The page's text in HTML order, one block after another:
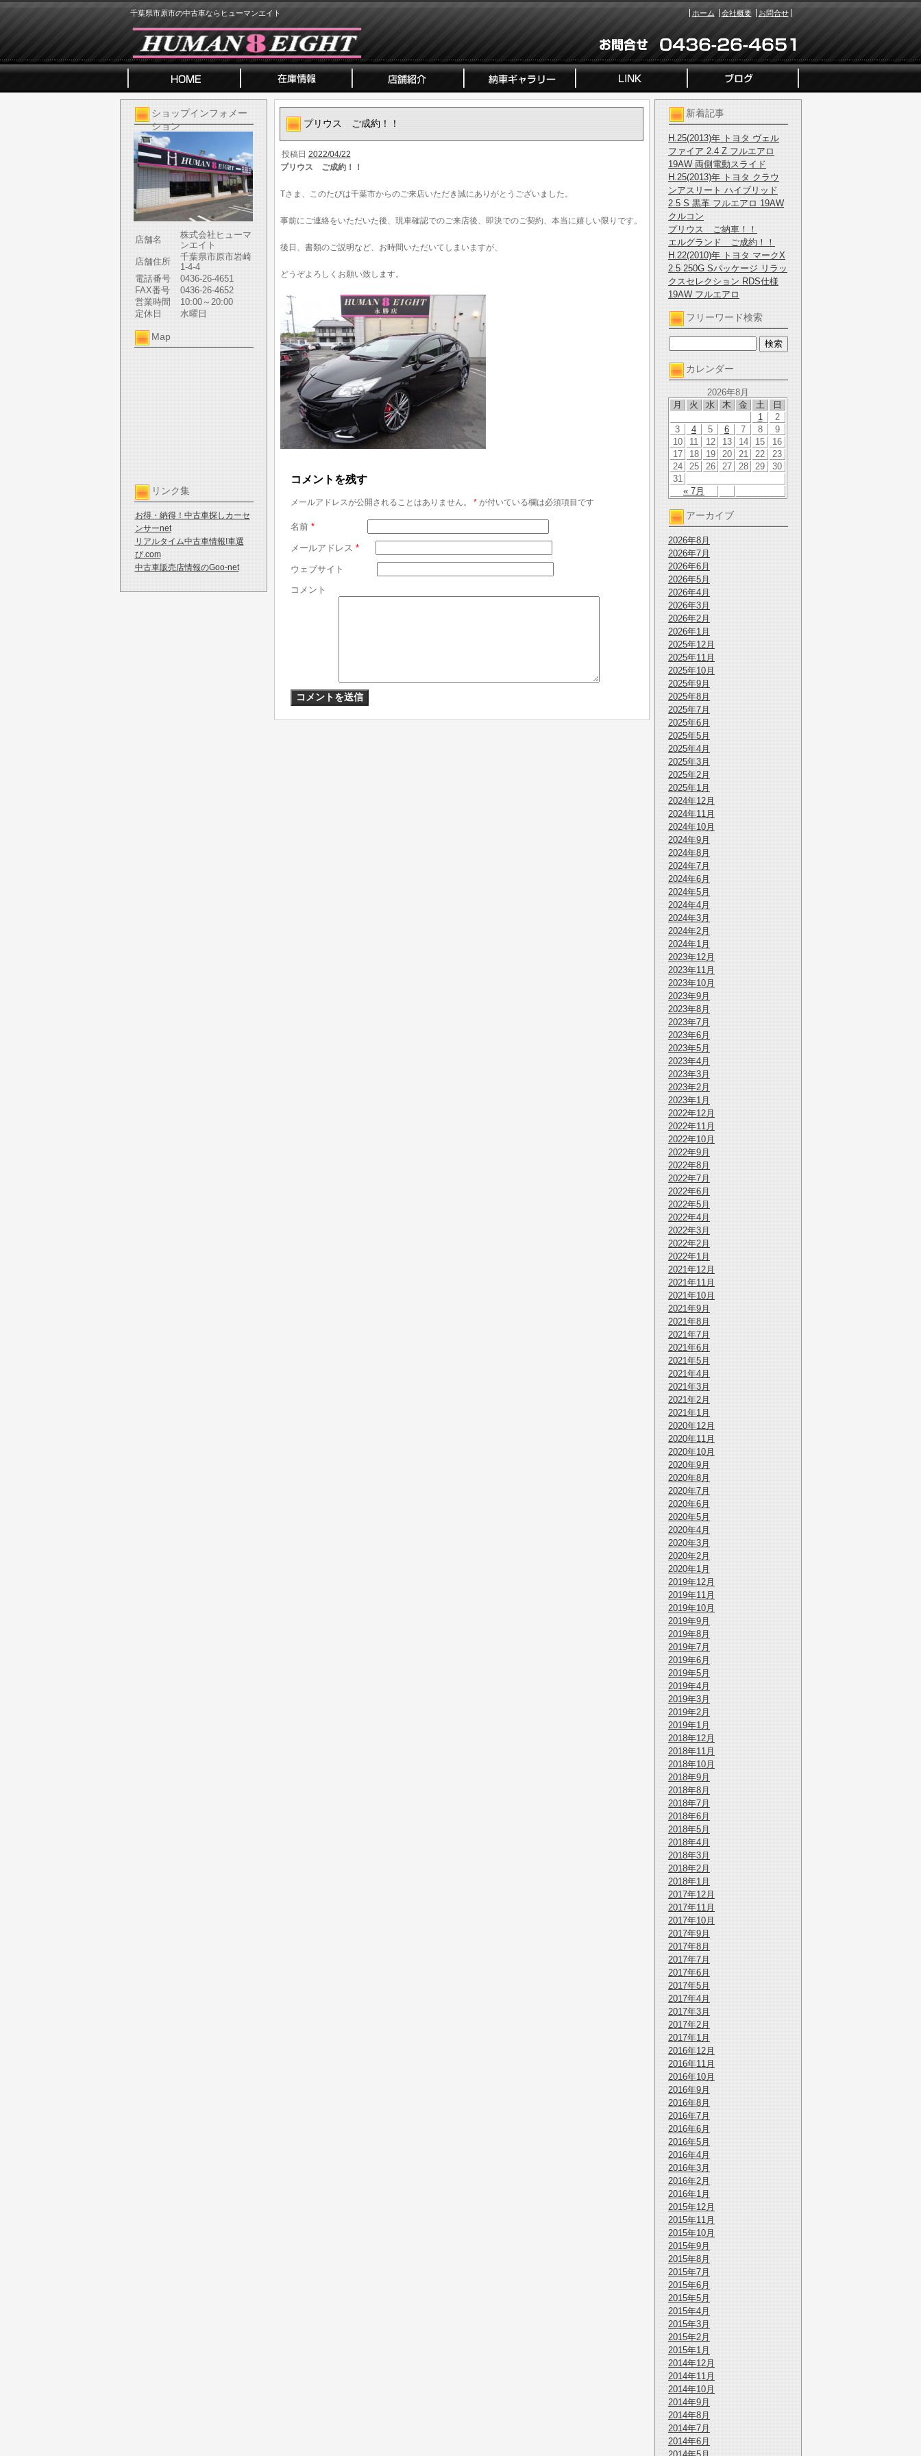
千葉県市原市の中古車ならヒューマンエイト ホーム 会社概要 お問合せ
ショップインフォメー
ション
店舗名
株式会社ヒューマ
ンエイト
店舗住所
千葉県市原市岩崎
1-4-4
電話番号
0436-26-4651
FAX番号
0436-26-4652
営業時間
10:00～20:00
定休日
水曜日
Map
リンク集
お得・納得！中古車探しカーセ
ンサーnet
リアルタイム中古車情報!車選
び.com
中古車販売店情報のGoo-net
新着記事
H.25(2013)年 トヨタ ヴェル
ファイア 2.4 Z フルエアロ
19AW 両側電動スライド
H.25(2013)年 トヨタ クラウ
ンアスリート ハイブリッド
2.5 S 黒革 フルエアロ 19AW
クルコン
プリウス ご納車！！
エルグランド ご成約！！
H.22(2010)年 トヨタ マークX
2.5 250G Sパッケージ リラッ
クスセレクション RDS仕様
19AW フルエアロ
フリーワード検索
カレンダー
2026年8月
月
火 水 木 金 土 日
« 7月
1
2
3
4 5 6 7 8
9
10
11 12 13 14 15
16
17
18 19 20 21 22
23
24
25 26 27 28 29
30
31
アーカイブ
2026年8月
2026年7月
2026年6月
2026年5月
2026年4月
2026年3月
2026年2月
2026年1月
2025年12月
2025年11月
2025年10月
2025年9月
2025年8月
2025年7月
2025年6月
2025年5月
2025年4月
2025年3月
2025年2月
2025年1月
2024年12月
2024年11月
2024年10月
2024年9月
2024年8月
2024年7月
2024年6月
2024年5月
2024年4月
2024年3月
2024年2月
2024年1月
2023年12月
2023年11月
2023年10月
2023年9月
2023年8月
2023年7月
2023年6月
2023年5月
2023年4月
2023年3月
2023年2月
2023年1月
2022年12月
2022年11月
2022年10月
2022年9月
2022年8月
2022年7月
2022年6月
2022年5月
2022年4月
2022年3月
2022年2月
2022年1月
2021年12月
2021年11月
2021年10月
2021年9月
2021年8月
2021年7月
2021年6月
2021年5月
2021年4月
2021年3月
2021年2月
2021年1月
2020年12月
2020年11月
2020年10月
2020年9月
2020年8月
2020年7月
2020年6月
2020年5月
2020年4月
2020年3月
2020年2月
2020年1月
2019年12月
2019年11月
2019年10月
2019年9月
2019年8月
2019年7月
2019年6月
2019年5月
2019年4月
2019年3月
2019年2月
2019年1月
2018年12月
2018年11月
2018年10月
2018年9月
2018年8月
2018年7月
2018年6月
2018年5月
2018年4月
2018年3月
2018年2月
2018年1月
2017年12月
2017年11月
2017年10月
2017年9月
2017年8月
2017年7月
2017年6月
2017年5月
2017年4月
2017年3月
2017年2月
2017年1月
2016年12月
2016年11月
2016年10月
2016年9月
2016年8月
2016年7月
2016年6月
2016年5月
2016年4月
2016年3月
2016年2月
2016年1月
2015年12月
2015年11月
2015年10月
2015年9月
2015年8月
2015年7月
2015年6月
2015年5月
2015年4月
2015年3月
2015年2月
2015年1月
2014年12月
2014年11月
2014年10月
2014年9月
2014年8月
2014年7月
2014年6月
プリウス ご成約！！
投稿日 2022/04/22
プリウス ご成約！！
Tさま、このたびは千葉市からのご来店いただき誠にありがとうございました。
事前にご連絡をいただいた後、現車確認でのご来店後、即決でのご契約、本当に嬉しい限りです。
後日、書類のご説明など、お時間いただいてしまいますが、
どうぞよろしくお願い致します。
コメントを残す
メールアドレスが公開されることはありません。 *が付いている欄は必須項目です
名前 *
メールアドレス *
ウェブサイト
コメント